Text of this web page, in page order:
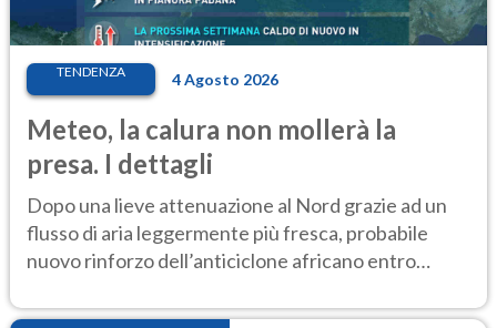
TENDENZA 4 Agosto 2026
Meteo, la calura non mollerà la
presa. I dettagli
Dopo una lieve attenuazione al Nord grazie ad un
flusso di aria leggermente più fresca, probabile
nuovo rinforzo dell’anticiclone africano entro